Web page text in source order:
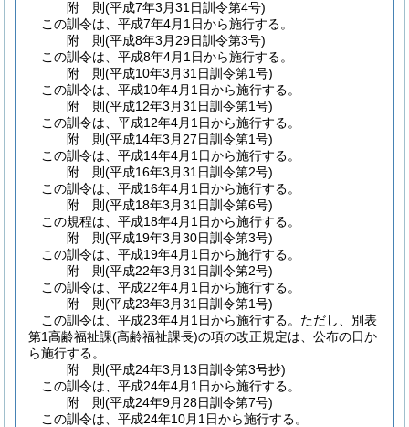
附 則(平成7年3月31日訓令第4号)
この訓令は、平成7年4月1日から施行する。
附 則(平成8年3月29日訓令第3号)
この訓令は、平成8年4月1日から施行する。
附 則(平成10年3月31日訓令第1号)
この訓令は、平成10年4月1日から施行する。
附 則(平成12年3月31日訓令第1号)
この訓令は、平成12年4月1日から施行する。
附 則(平成14年3月27日訓令第1号)
この訓令は、平成14年4月1日から施行する。
附 則(平成16年3月31日訓令第2号)
この訓令は、平成16年4月1日から施行する。
附 則(平成18年3月31日訓令第6号)
この規程は、平成18年4月1日から施行する。
附 則(平成19年3月30日訓令第3号)
この訓令は、平成19年4月1日から施行する。
附 則(平成22年3月31日訓令第2号)
この訓令は、平成22年4月1日から施行する。
附 則(平成23年3月31日訓令第1号)
この訓令は、平成23年4月1日から施行する。 ただし、別表
第1高齢福祉課(高齢福祉課長)の項の改正規定は、公布の日か
ら施行する。
附 則(平成24年3月13日訓令第3号抄)
この訓令は、平成24年4月1日から施行する。
附 則(平成24年9月28日訓令第7号)
この訓令は、平成24年10月1日から施行する。